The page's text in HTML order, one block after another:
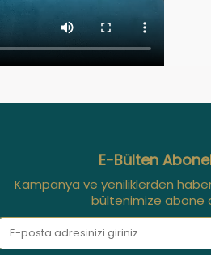
E-Bülten
Kampanya ve yeniliklerden
bültenimize abone